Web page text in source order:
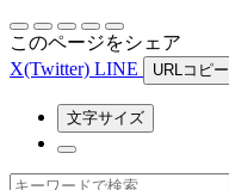
このページをシェア
X(Twitter) LINE URLコピー
文字サイズ